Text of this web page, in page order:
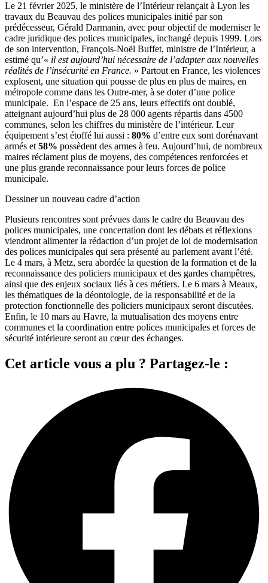
Le 21 février 2025, le ministère de l’Intérieur relançait à Lyon les
travaux du Beauvau des polices municipales initié par son
prédécesseur, Gérald Darmanin, avec pour objectif de moderniser le
cadre juridique des polices municipales, inchangé depuis 1999. Lors
de son intervention, François-Noël Buffet, ministre de l’Intérieur, a
estimé qu’« il est aujourd’hui nécessaire de l’adapter aux nouvelles
réalités de l’insécurité en France. » Partout en France, les violences
explosent, une situation qui pousse de plus en plus de maires, en
métropole comme dans les Outre-mer, à se doter d’une police
municipale. En l’espace de 25 ans, leurs effectifs ont doublé,
atteignant aujourd’hui plus de 28 000 agents répartis dans 4500
communes, selon les chiffres du ministère de l’intérieur. Leur
équipement s’est étoffé lui aussi : 80% d’entre eux sont dorénavant
armés et58% possèdent des armes à feu. Aujourd’hui, de nombreux
maires réclament plus de moyens, des compétences renforcées et
une plus grande reconnaissance pour leurs forces de police
municipale.
Dessiner un nouveau cadre d’action
Plusieurs rencontres sont prévues dans le cadre du Beauvau des
polices municipales, une concertation dont les débats et réflexions
viendront alimenter la rédaction d’un projet de loi de modernisation
des polices municipales qui sera présenté au parlement avant l’été.
Le 4 mars, à Metz, sera abordée la question de la formation et de la
reconnaissance des policiers municipaux et des gardes champêtres,
ainsi que des enjeux sociaux liés à ces métiers. Le 6 mars à Meaux,
les thématiques de la déontologie, de la responsabilité et de la
protection fonctionnelle des policiers municipaux seront discutées.
Enfin, le 10 mars au Havre, la mutualisation des moyens entre
communes et la coordination entre polices municipales et forces de
sécurité intérieure seront au cœur des échanges.
Cet article vous a plu ? Partagez-le :